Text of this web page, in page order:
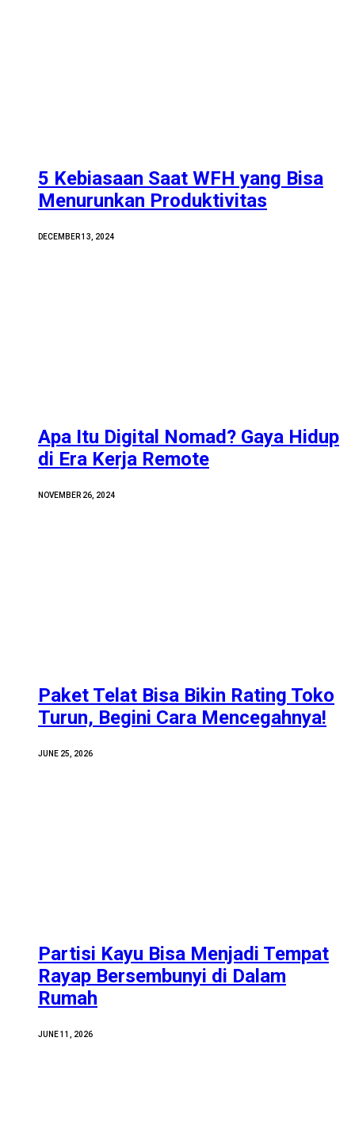
5 Kebiasaan Saat WFH yang Bisa
Menurunkan Produktivitas
DECEMBER 13, 2024
Apa Itu Digital Nomad? Gaya Hidup
di Era Kerja Remote
NOVEMBER 26, 2024
Paket Telat Bisa Bikin Rating Toko
Turun, Begini Cara Mencegahnya!
JUNE 25, 2026
Partisi Kayu Bisa Menjadi Tempat
Rayap Bersembunyi di Dalam
Rumah
JUNE 11, 2026